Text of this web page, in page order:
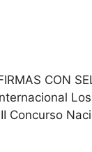
CON
Concurso